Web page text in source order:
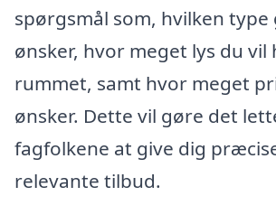
spørgsmål som, hvilken
ønsker, hvor meget lys du vil
rummet, samt hvor meget
ønsker. Dette vil gøre det
fagfolkene at give dig
relevante tilbud.